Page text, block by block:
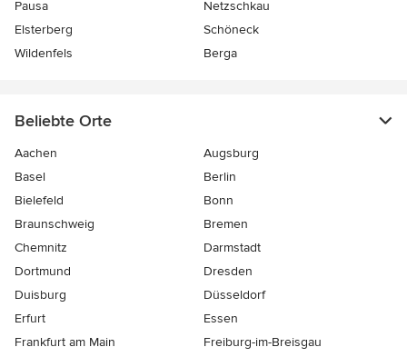
Pausa
Netzschkau
Elsterberg
Schöneck
Wildenfels
Berga
Beliebte Orte
Aachen
Augsburg
Basel
Berlin
Bielefeld
Bonn
Braunschweig
Bremen
Chemnitz
Darmstadt
Dortmund
Dresden
Duisburg
Düsseldorf
Erfurt
Essen
Frankfurt am Main
Freiburg-im-Breisgau